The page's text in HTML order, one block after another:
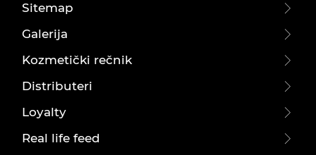
Sitemap
Galerija
Kozmetički rečnik
Distributeri
Loyalty
Real life feed